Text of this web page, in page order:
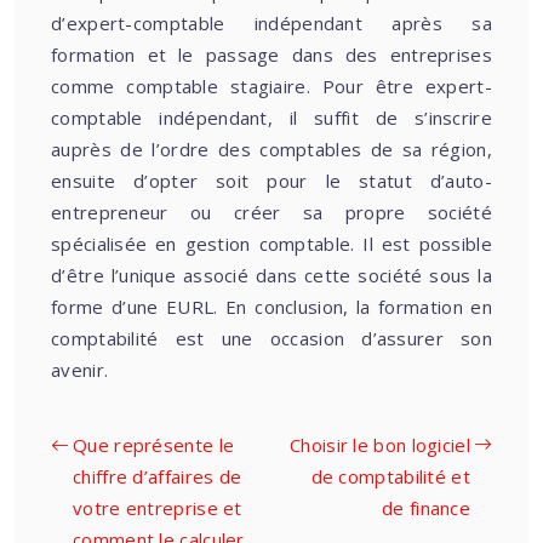
d’expert-comptable indépendant après sa
formation et le passage dans des entreprises
comme comptable stagiaire. Pour être expert-
comptable indépendant, il suffit de s’inscrire
auprès de l’ordre des comptables de sa région,
ensuite d’opter soit pour le statut d’auto-
entrepreneur ou créer sa propre société
spécialisée en gestion comptable. Il est possible
d’être l’unique associé dans cette société sous la
forme d’une EURL. En conclusion, la formation en
comptabilité est une occasion d’assurer son
avenir.
Que représente le
chiffre d’affaires de
votre entreprise et
Choisir le bon logiciel
de comptabilité et
de finance